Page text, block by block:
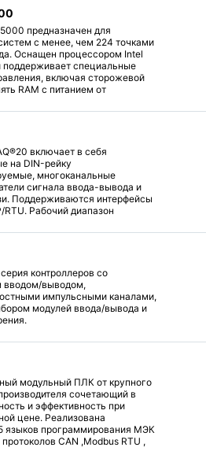
предназначен для
с менее, чем 224 точками
Оснащен процессором Intel
поддерживает специальные
включая сторожевой
RAM с питанием от
включает в себя
на DIN-рейку
многоканальные
сигнала ввода-вывода и
Поддерживаются интерфейсы
RTU. Рабочий диапазон
контроллеров со
вводом/выводом,
импульсными каналами,
модулей ввода/вывода и
модульный ПЛК от крупного
сочетающий в
и эффективность при
цене. Реализована
языков программирования МЭК
CAN ,Modbus RTU ,